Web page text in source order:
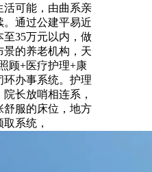
活可能，由曲系亲
。通过公建平易近
35万元以内，做
景的养老机构，天
顾+医疗护理+康
环办事系统。护理
长放哨相连系，
舒服的床位，地方
系统，